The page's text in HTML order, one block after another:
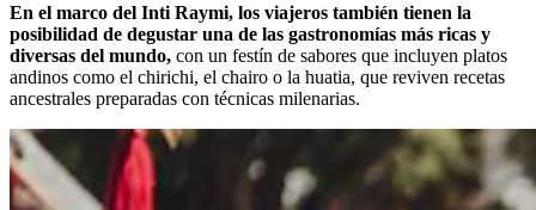
En el marco del Inti Raymi, los viajeros también tienen la
posibilidad de degustar una de las gastronomías más ricas y
diversas del mundo, con un festín de sabores que incluyen platos
andinos como el chirichi, el chairo o la huatia, que reviven recetas
ancestrales preparadas con técnicas milenarias.